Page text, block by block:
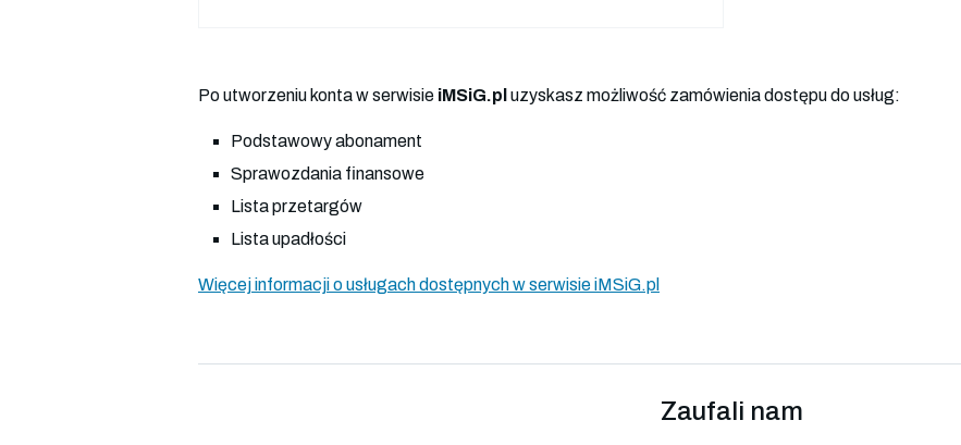
Po utworzeniu konta w serwisie iMSiG.pl uzyskasz możliwość zamówienia dostępu do usług:
Podstawowy abonament
Sprawozdania finansowe
Lista przetargów
Lista upadłości
Więcej informacji o usługach dostępnych w serwisie iMSiG.pl
Zaufali nam